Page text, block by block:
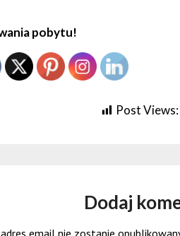
pobytu!
Post Views:
Dodaj